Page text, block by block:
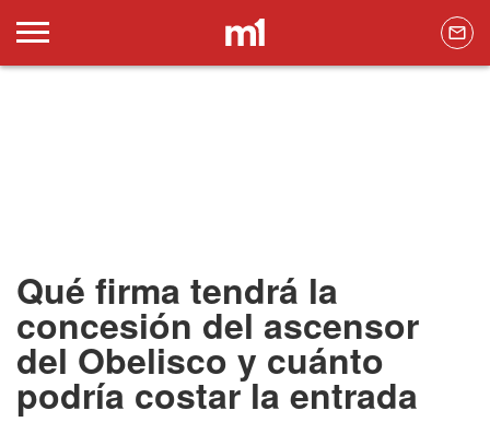
Qué firma tendrá la
concesión del ascensor
del Obelisco y cuánto
podría costar la entrada